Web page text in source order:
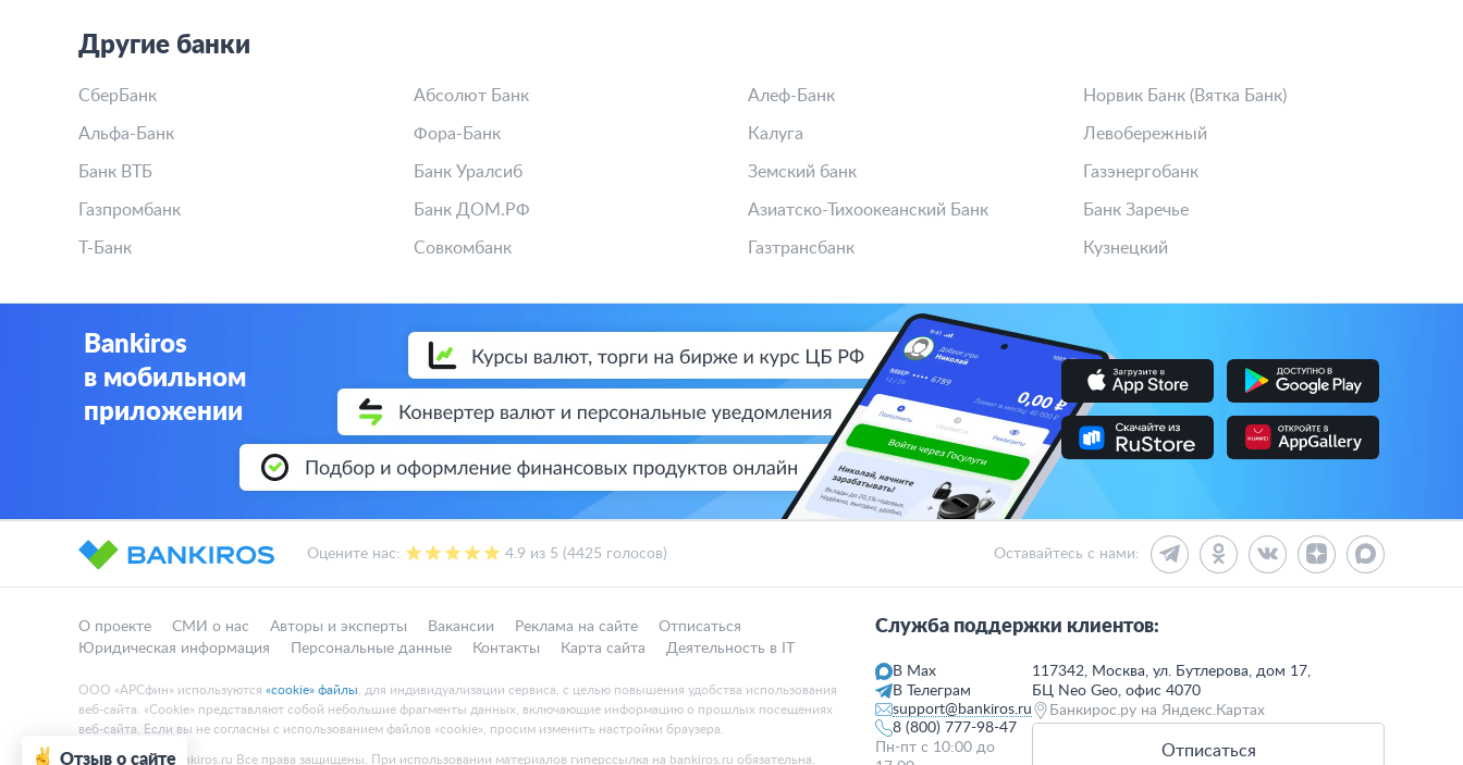
Другие банки
СберБанк
Альфа-Банк
Банк ВТБ
Газпромбанк
Т-Банк
Абсолют Банк
Фора-Банк
Банк Уралсиб
Банк ДОМ.РФ
Совкомбанк
Алеф-Банк
Калуга
Земский банк
Азиатско-Тихоокеанский Банк
Газтрансбанк
Норвик Банк (Вятка Банк)
Левобережный
Газэнергобанк
Банк Заречье
Кузнецкий
Bankiros
в мобильном
приложении
Оцените нас: 4.9 из 5 (4425 голосов) Оставайтесь с нами:
О проекте СМИ о нас Авторы и эксперты Вакансии Реклама на сайте
Отписаться
Юридическая информация
Персональные данные Контакты Карта сайта Деятельность в IT
ООО «АРСфин» используются «cookie» файлы , для индивидуализации сервиса, с целью повышения удобства использования
веб-сайта. «Cookie» представляют собой небольшие фрагменты данных, включающие информацию о прошлых посещениях
веб-сайта. Если вы не согласны с использованием файлов «cookie», просим изменить настройки браузера.
© 2015 - 2026 Bankiros.ru Все права защищены. При использовании материалов гиперссылка на bankiros.ru обязательна.
Служба поддержки клиентов:
В Max
В Телеграм
support@bankiros.ru
8 (800) 777-98-47
Пн-пт с 10:00 до
117342, Москва, ул. Бутлерова, дом 17,
БЦ Neo Geo, офис 4070
Банкирос.ру на Яндекс.Картах
Отписаться
Отзыв о сайте